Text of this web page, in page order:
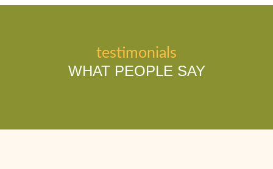
testimonials
WHAT PEOPLE SAY